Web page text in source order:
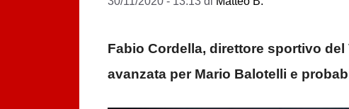
Fabio Cordella, direttore sportivo
avanzata per Mario Balotelli e